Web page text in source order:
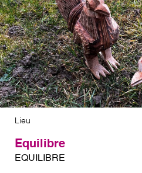
Lieu
Equilibre
EQUILIBRE